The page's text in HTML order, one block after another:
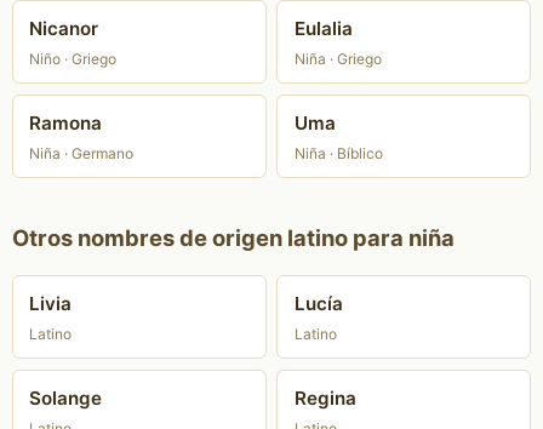
Nicanor
Niño · Griego
Eulalia
Niña · Griego
Ramona
Niña · Germano
Uma
Niña · Bíblico
Otros nombres de origen latino para niña
Livia
Latino
Lucía
Latino
Solange Regina